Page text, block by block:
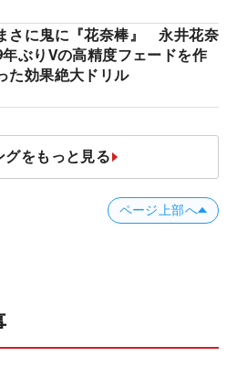
さに鬼に『花奈棒』 永井花奈
年ぶりVの高精度フェードを作
た効果絶大ドリル
グをもっと見る
ページ上部へ